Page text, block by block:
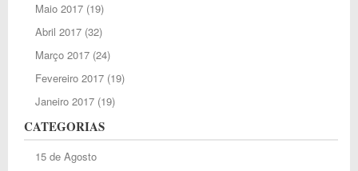
Maio 2017(19)
Abril 2017(32)
Março 2017(24)
Fevereiro 2017(19)
Janeiro 2017(19)
CATEGORIAS
15 de Agosto